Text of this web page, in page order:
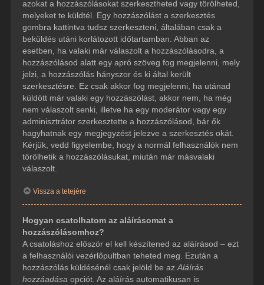
azokat a hozzászólásokat szerkesztheted vagy törölheted,
melyeket te küldtél. Egy hozzászólást a szerkesztés
gombra kattintva tudsz szerkeszteni, általában csak a
beküldés utáni korlátozott időtartamban. Abban az
esetben, ha valaki már válaszolt a hozzászólásodra, a
hozzászólásod alatt egy apró szöveg fog megjelenni, mely
jelzi, a hozzászólás hányszor és ki által került
szerkesztésre. Ez csak akkor fog megjelenni, ha utánad
küldött már valaki egy hozzászólást, akkor nem, ha még
nem válaszolt senki, illetve ha egy moderátor vagy egy
adminisztrátor szerkesztette a hozzászólásod, bár ők
hagyhatnak egy megjegyzést jelezve a szerkesztés okát.
Kérjük, vedd figyelembe, hogy a normál felhasználók nem
törölhetik a hozzászólásukat, miután már másvalaki
válaszolt.
Vissza a tetejére
Hogyan csatolhatom az aláírásomat a
hozzászólásomhoz?
A csatoláshoz először el kell készítened az aláírásod – ezt
a felhasználói vezérlőpultban teheted meg. Ezután a
hozzászólás küldésénél csak jelöld be az Aláírás
hozzáadása opciót. Az aláírás automatikusan is